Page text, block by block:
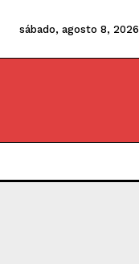
sábado, agosto 8, 2026